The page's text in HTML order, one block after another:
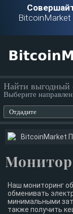
BitcoinMarket
Найти выгодный
Выберите
Отдадите
BitcoinMarket
Наш мониторинг
обменивать
минимальными
также получить